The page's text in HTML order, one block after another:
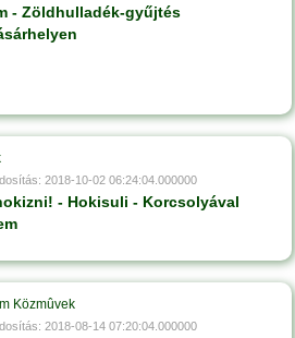
- Zöldhulladék-gyűjtés
2018-10-02 06:24:04.000000
- Hokisuli - Korcsolyával
Közmûvek
2018-08-14 07:20:04.000000